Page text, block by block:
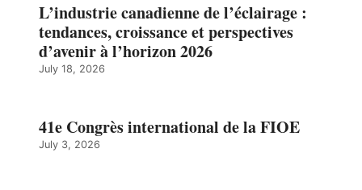
L’industrie canadienne de l’éclairage :
tendances, croissance et perspectives
d’avenir à l’horizon 2026
July 18, 2026
41e Congrès international de la FIOE
July 3, 2026